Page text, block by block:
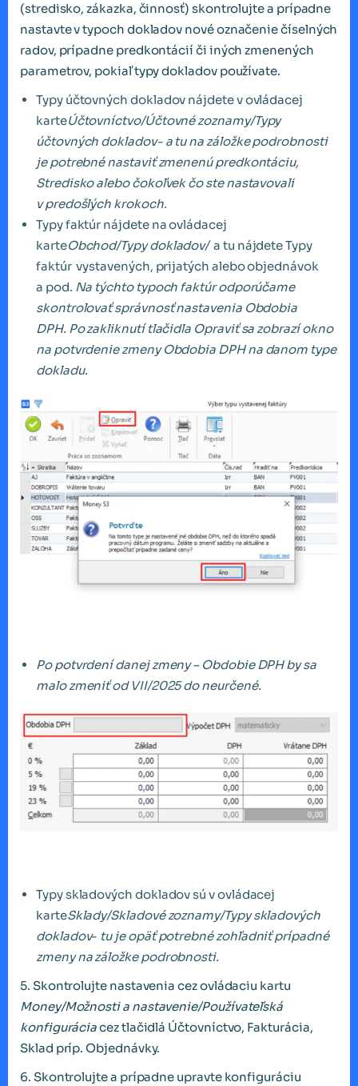
(stredisko, zákazka, činnosť) skontrolujte a prípadne
nastavte v typoch dokladov nové označenie číselných
radov, prípadne predkontácií či iných zmenených
parametrov, pokiaľ typy dokladov používate.
Typy účtovných dokladov nájdete v ovládacej
karteÚčtovníctvo/Účtovné zoznamy/Typy
účtovných dokladov- a tu na záložke podrobnosti
je potrebné nastaviť zmenenú predkontáciu,
Stredisko alebo čokoľvek čo ste nastavovali
v predošlých krokoch.
Typy faktúr nájdete na ovládacej
karteObchod/Typy dokladov/a tu nájdete Typy
faktúr vystavených, prijatých alebo objednávok
a pod. Na týchto typoch faktúr odporúčame
skontrolovať správnosť nastavenia Obdobia
DPH. Po zakliknutí tlačidla Opraviť sa zobrazí okno
na potvrdenie zmeny Obdobia DPH na danom type
dokladu.
Po potvrdení danej zmeny – Obdobie DPH by sa
malo zmeniť od VII/2025 do neurčené.
Typy skladových dokladov sú v ovládacej
karteSklady/Skladové zoznamy/Typy skladových
dokladov- tu je opäť potrebné zohľadniť prípadné
zmeny na záložke podrobnosti.
5. Skontrolujte nastavenia cez ovládaciu kartu
Money/Možnosti a nastavenie/Používateľská
konfiguráciacez tlačidlá Účtovníctvo, Fakturácia,
Sklad príp. Objednávky.
6. Skontrolujte a prípadne upravte konfiguráciu